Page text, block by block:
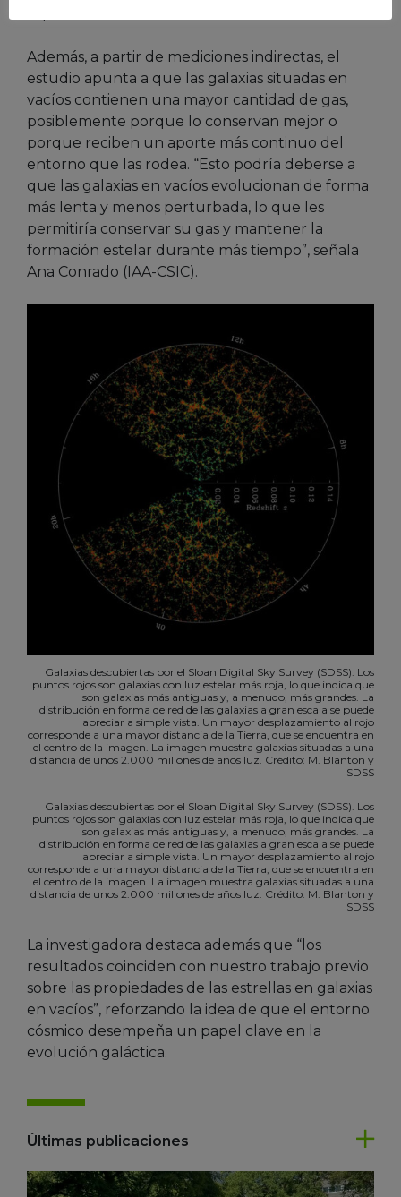
Además, a partir de mediciones indirectas, el
estudio apunta a que las galaxias situadas en
vacíos contienen una mayor cantidad de gas,
posiblemente porque lo conservan mejor o
porque reciben un aporte más continuo del
entorno que las rodea. “Esto podría deberse a
que las galaxias en vacíos evolucionan de forma
más lenta y menos perturbada, lo que les
permitiría conservar su gas y mantener la
formación estelar durante más tiempo”, señala
Ana Conrado (IAA-CSIC).
Galaxias descubiertas por el Sloan Digital Sky Survey (SDSS). Los
puntos rojos son galaxias con luz estelar más roja, lo que indica que
son galaxias más antiguas y, a menudo, más grandes. La
distribución en forma de red de las galaxias a gran escala se puede
apreciar a simple vista. Un mayor desplazamiento al rojo
corresponde a una mayor distancia de la Tierra, que se encuentra en
el centro de la imagen. La imagen muestra galaxias situadas a una
distancia de unos 2.000 millones de años luz. Crédito: M. Blanton y
SDSS
Galaxias descubiertas por el Sloan Digital Sky Survey (SDSS). Los
puntos rojos son galaxias con luz estelar más roja, lo que indica que
son galaxias más antiguas y, a menudo, más grandes. La
distribución en forma de red de las galaxias a gran escala se puede
apreciar a simple vista. Un mayor desplazamiento al rojo
corresponde a una mayor distancia de la Tierra, que se encuentra en
el centro de la imagen. La imagen muestra galaxias situadas a una
distancia de unos 2.000 millones de años luz. Crédito: M. Blanton y
SDSS
La investigadora destaca además que “los
resultados coinciden con nuestro trabajo previo
sobre las propiedades de las estrellas en galaxias
en vacíos”, reforzando la idea de que el entorno
cósmico desempeña un papel clave en la
evolución galáctica.
Últimas publicaciones